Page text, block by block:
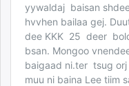
yywaldaj baisan
hvvhen bailaa gej.
dee KKK 25 deer
bsan. Mongoo
baigaad ni.ter tsug
muu ni baina Lee tiim